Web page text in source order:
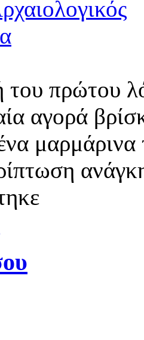
του πρώτου
αγορά